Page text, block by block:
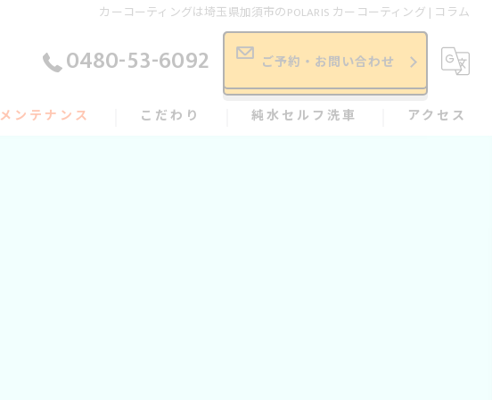
カーコーティングは埼玉県加須市のPOLARIS カーコーティング | コラム
0480-53-6092 ご予約・お問い合わせ
メンテナンス こだわり 純水セルフ洗車 アクセス